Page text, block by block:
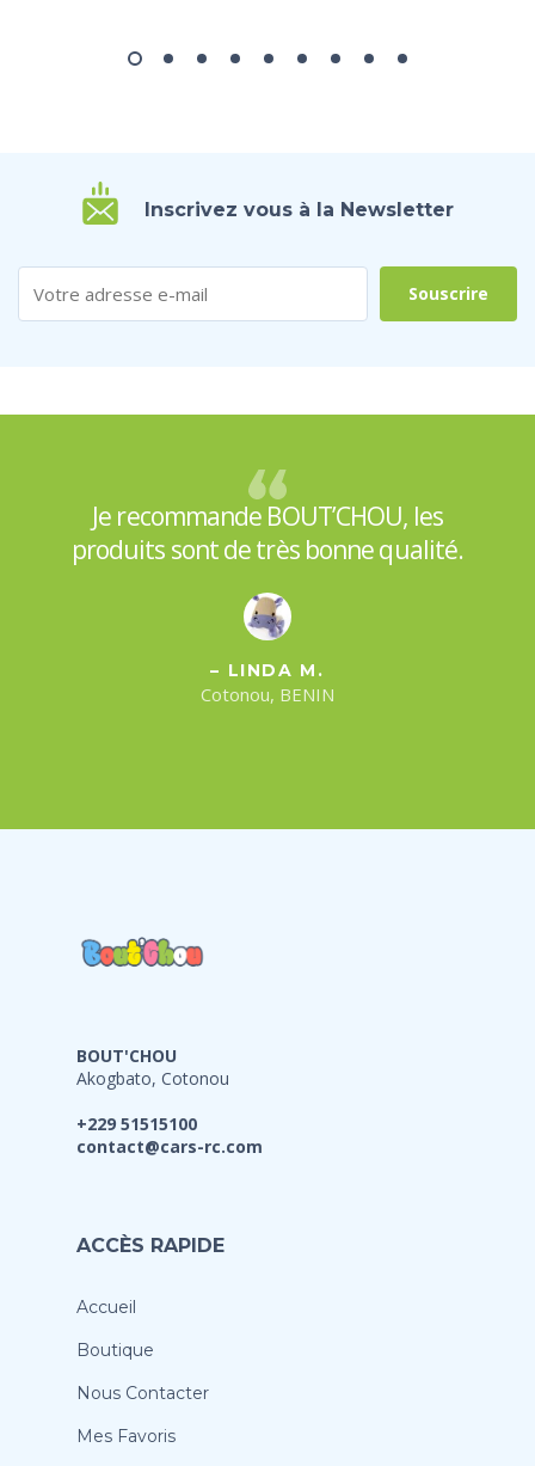
Inscrivez vous à la Newsletter
Je recommande BOUT’CHOU, les
produits sont de très bonne qualité.
– LINDA M.
Cotonou, BENIN
BOUT'CHOU
Akogbato, Cotonou
+229 51515100
contact@cars-rc.com
ACCÈS RAPIDE
Accueil
Boutique
Nous Contacter
Mes Favoris